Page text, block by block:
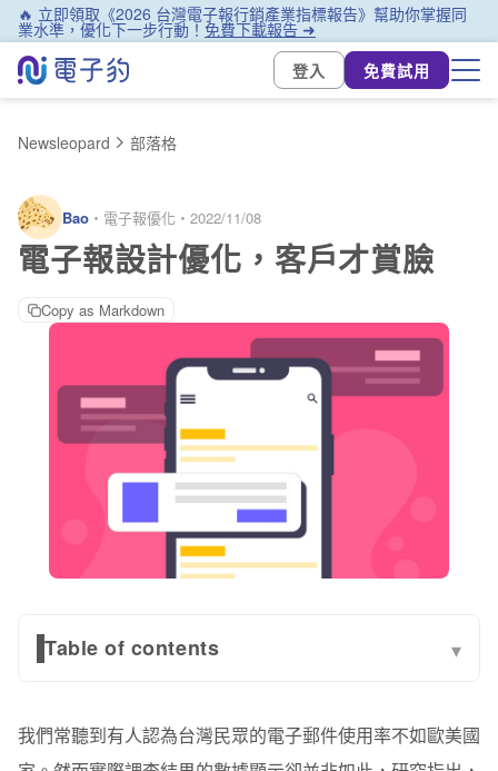
🔥 立即領取《2026 台灣電子報行銷產業指標報告》幫助你掌握同
業水準，優化下一步行動！免費下載報告 ➜
登入
免費試用
Newsleopard 部落格
Bao ・ 電子報優化 ・ 2022/11/08
電子報設計優化，客戶才賞臉
Copy as Markdown
Table of contents ▾
二、優化手機瀏覽電子報的體驗（Mobile Optimize）
我們常聽到有人認為台灣民眾的電子郵件使用率不如歐美國